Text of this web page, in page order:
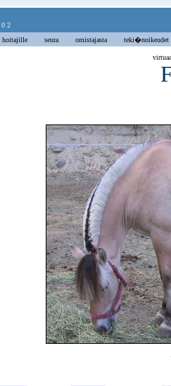
2
seura omistajasta